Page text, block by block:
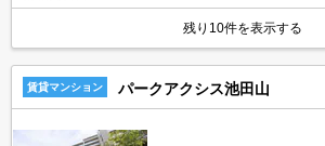
残り10件を表示する
賃貸マンション パークアクシス池田山